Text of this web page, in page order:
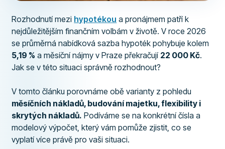
Rozhodnutí mezi hypotékou a pronájmem patří k
nejdůležitějším finančním volbám v životě. V roce 2026
se průměrná nabídková sazba hypoték pohybuje kolem
5,19 % a měsíční nájmy v Praze překračují 22 000 Kč.
Jak se v této situaci správně rozhodnout?
V tomto článku porovnáme obě varianty z pohledu
měsíčních nákladů, budování majetku, flexibility i
skrytých nákladů. Podíváme se na konkrétní čísla a
modelový výpočet, který vám pomůže zjistit, co se
vyplatí více právě pro vaši situaci.